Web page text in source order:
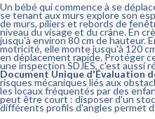
Un bébé qui commence à se
se tenant aux murs explore son
de murs, piliers et rebords de
niveau du visage et du crâne. En
jusqu'à environ 80 cm de hauteur.
motricité, elle monte jusqu'à 120
en déplacement rapide. Protéger
une inspection SDJES, c'est aussi
Document Unique d'Évaluation
risques mécaniques liés aux
les locaux fréquentés par des
peut être court : disposer d'un
différents profils d'angles permet